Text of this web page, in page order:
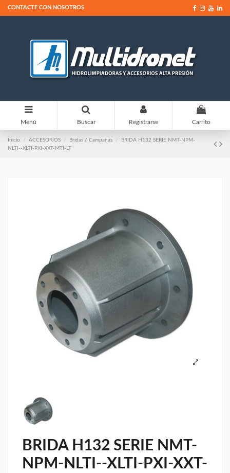
CONTACTE CON NOSOTROS
Menú Buscar Registrarse
0
Carrito
Inicio ACCESORIOS Bridas / Campanas
BRIDA H132 SERIE NMT-NPM-
NLTI--XLTI-PXI-XXT-MTI-LT
BRIDA H132 SERIE NMT-
NPM-NLTI--XLTI-PXI-XXT-